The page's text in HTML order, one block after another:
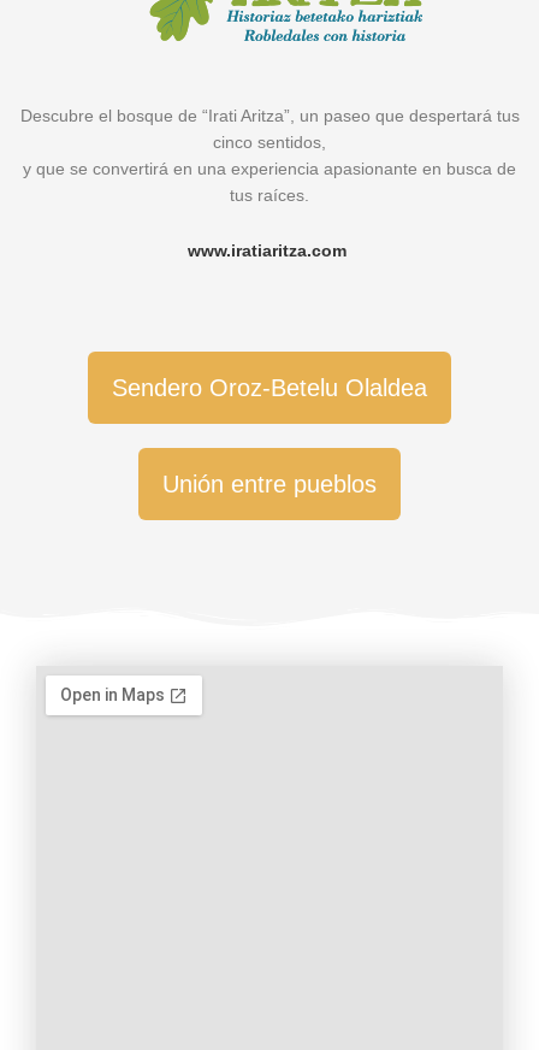
Descubre el bosque de “Irati Aritza”, un paseo que despertará tus
cinco sentidos,
y que se convertirá en una experiencia apasionante en busca de
tus raíces.
www.iratiaritza.com
Sendero Oroz-Betelu Olaldea
Unión entre pueblos